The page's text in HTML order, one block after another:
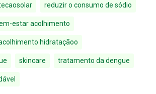
reduzir o consumo de sódio
estar acolhimento
hidrataçãoo
skincare tratamento da dengue